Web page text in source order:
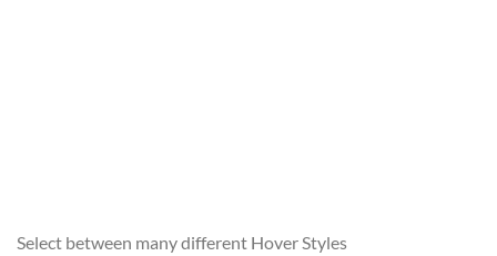
Select between many different Hover Styles